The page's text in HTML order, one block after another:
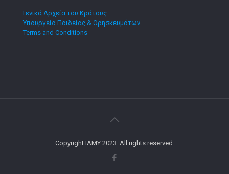
Γενικά Αρχεία του Κράτους
Υπουργείο Παιδείας & Θρησκευμάτων
Terms and Conditions
Copyright IAMY 2023. All rights reserved.